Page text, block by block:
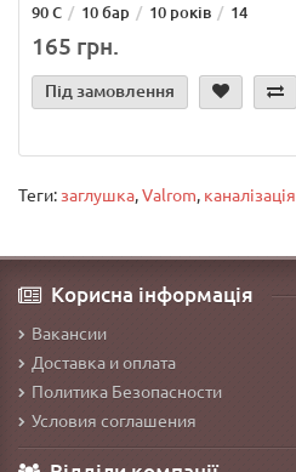
90 С 10 бар 10 років 14
165 грн.
Під замовлення
Теги: заглушка,Valrom, каналізація
Корисна інформація
Вакансии
Доставка и оплата
Политика Безопасности
Условия соглашения